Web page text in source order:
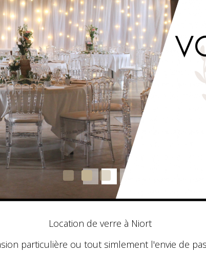
Location de verre à Niort
particulière ou tout simlement l'envie de